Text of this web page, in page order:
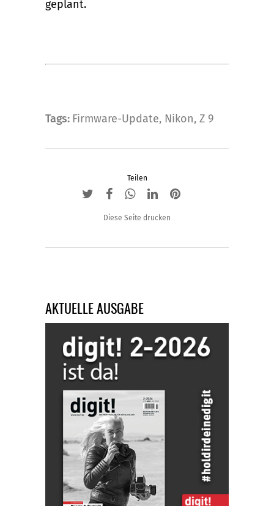
geplant.
Tags: Firmware-Update, Nikon, Z 9
Teilen
Diese Seite drucken
AKTUELLE AUSGABE